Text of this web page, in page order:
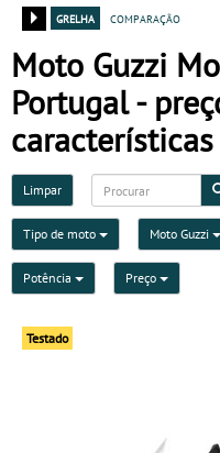
grelha
comparação
Moto Guzzi
Portugal -
características
Limpar
Tipo de moto Moto Guzzi
Potência Preço
Testado